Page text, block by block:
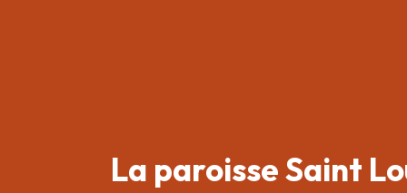
La paroisse Saint